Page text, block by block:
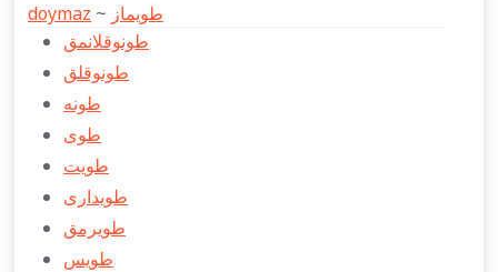
doymaz ~ طویماز
طونوقلانمق
طونوقلق
طونه
طوی
طویت
طویداری
طویرمق
طویس